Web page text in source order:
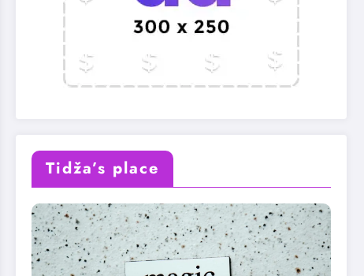
Tidža’s place